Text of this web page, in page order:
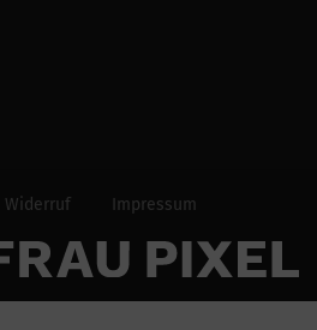
Widerruf
Impressum